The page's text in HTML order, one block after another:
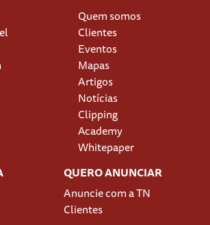
Quem somos
Clientes
Eventos
Mapas
Artigos
Notícias
Clipping
Academy
Whitepaper
QUERO ANUNCIAR
Anuncie com a TN
Clientes